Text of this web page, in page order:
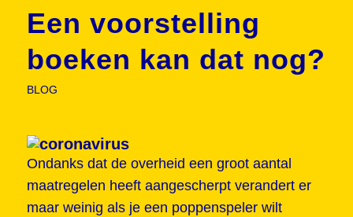
Een voorstelling
boeken kan dat nog?
BLOG
Ondanks dat de overheid een groot aantal
maatregelen heeft aangescherpt verandert er
maar weinig als je een poppenspeler wilt